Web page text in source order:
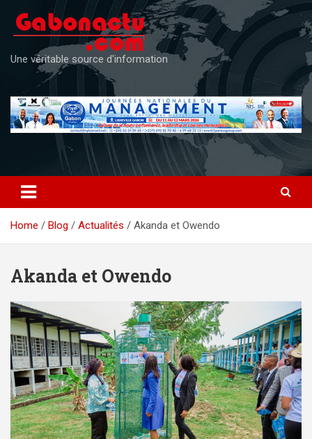
content
Une véritable source d'information
Home Blog Actualités Akanda et Owendo
Akanda et Owendo